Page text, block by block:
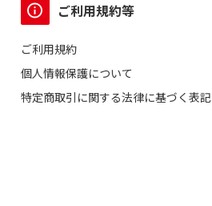
ご利用規約等
ご利用規約
個人情報保護について
特定商取引に関する法律に基づく表記